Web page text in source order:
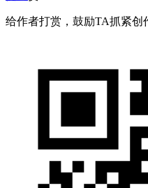
给作者打赏，鼓励TA抓紧创